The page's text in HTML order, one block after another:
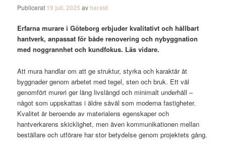
Publicerat 19 juli, 2025 av harald
Erfarna murare i Göteborg erbjuder kvalitativt och hållbart
hantverk, anpassat för både renovering och nybyggnation
med noggrannhet och kundfokus. Läs vidare.
Att mura handlar om att ge struktur, styrka och karaktär åt
byggnader genom arbetet med tegel, sten och bruk. Ett väl
genomfört mureri ger lång livslängd och minimalt underhåll –
något som uppskattas i äldre såväl som moderna fastigheter.
Kvalitet är beroende av materialens egenskaper och
hantverkarens skicklighet, men även kommunikationen mellan
beställare och utförare har stor betydelse genom projektets gång.